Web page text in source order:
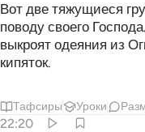
Вот две тяжущиеся
поводу своего
выкроят одеяния из
кипяток.
Тафсиры Уроки
22:20